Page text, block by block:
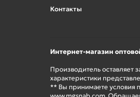
Контакты
Интернет-магазин
Производитель оставляет
характеристики
** Вы принимаете условия